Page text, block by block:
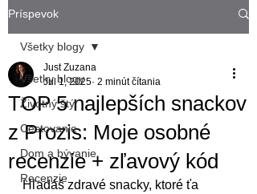
Príspevok
Všetky blogy
Životný štýl
Cestovanie
Dom a bývanie
Recenzie
Všetky blogy
TOP 5 najlepších snackov
z Prozis: Moje osobné
recenzie + zľavový kód
Just Zuzana
Jul 1, 2025 2 minút čítania
Hľadáš zdravé snacky, ktoré ťa